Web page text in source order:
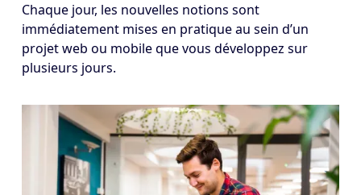
Chaque jour, les nouvelles notions sont
immédiatement mises en pratique au sein d’un
projet web ou mobile que vous développez sur
plusieurs jours.